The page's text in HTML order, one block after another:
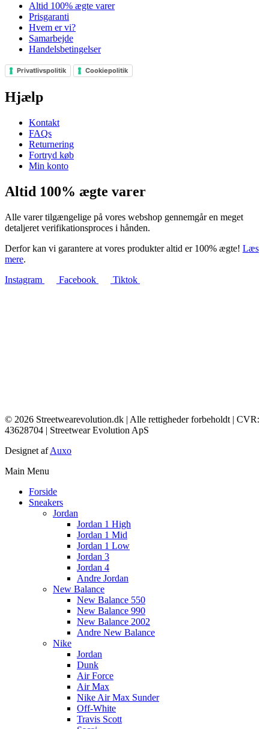
Altid 100% ægte varer
Prisgaranti
Hvem er vi?
Samarbejde
Handelsbetingelser
Privatlivspolitik Cookiepolitik
Hjælp
Kontakt
FAQs
Returnering
Fortryd køb
Min konto
Altid 100% ægte varer
Alle varer tilgængelige på vores webshop gennemgår en meget
detaljeret verifikationsproces i hånden.
Derfor kan vi garantere at vores produkter altid er 100% ægte! Læs
mere.
Instagram
Facebook Tiktok
© 2026 Streetwearevolution.dk | Alle rettigheder forbeholdt | CVR:
43628704 | Streetwear Evolution ApS
Designet afAuxo
Main Menu
Forside
Sneakers
Jordan
Jordan 1 High
Jordan 1 Mid
Jordan 1 Low
Jordan 3
Jordan 4
Andre Jordan
New Balance
New Balance 550
New Balance 990
New Balance 2002
Andre New Balance
Nike
Jordan
Dunk
Air Force
Air Max
Nike Air Max Sunder
Off-White
Travis Scott